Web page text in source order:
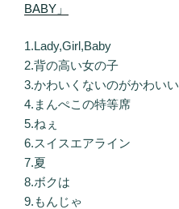
BABY」
1.Lady,Girl,Baby
2.背の高い女の子
3.かわいくないのがかわいい
4.まんぺこの特等席
5.ねぇ
6.スイスエアライン
7.夏
8.ボクは
9.もんじゃ